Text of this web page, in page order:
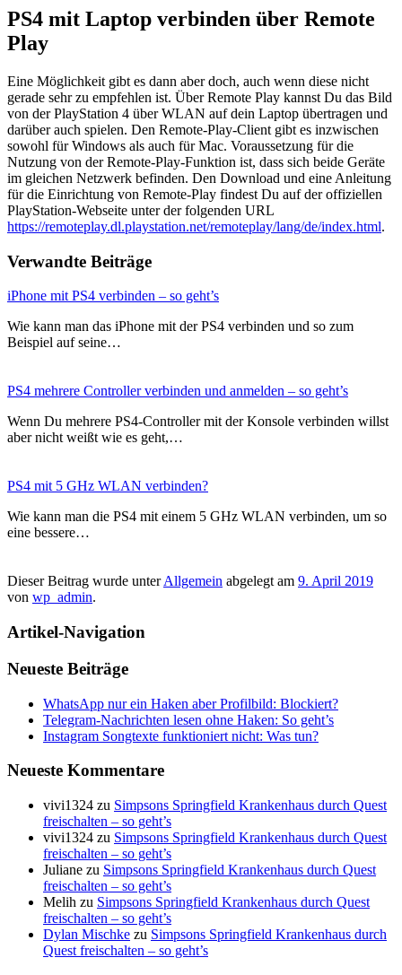
PS4 mit Laptop verbinden über Remote
Play
Eine Möglichkeit gibt es dann aber doch, auch wenn diese nicht
gerade sehr zu empfehlen ist. Über Remote Play kannst Du das Bild
von der PlayStation 4 über WLAN auf dein Laptop übertragen und
darüber auch spielen. Den Remote-Play-Client gibt es inzwischen
sowohl für Windows als auch für Mac. Voraussetzung für die
Nutzung von der Remote-Play-Funktion ist, dass sich beide Geräte
im gleichen Netzwerk befinden. Den Download und eine Anleitung
für die Einrichtung von Remote-Play findest Du auf der offiziellen
PlayStation-Webseite unter der folgenden URL
https://remoteplay.dl.playstation.net/remoteplay/lang/de/index.html.
Verwandte Beiträge
iPhone mit PS4 verbinden – so geht’s
Wie kann man das iPhone mit der PS4 verbinden und so zum
Beispiel auf seine…
PS4 mehrere Controller verbinden und anmelden – so geht’s
Wenn Du mehrere PS4-Controller mit der Konsole verbinden willst
aber nicht weißt wie es geht,…
PS4 mit 5 GHz WLAN verbinden?
Wie kann man die PS4 mit einem 5 GHz WLAN verbinden, um so
eine bessere…
Dieser Beitrag wurde unterAllgemein abgelegt am 9. April 2019
von wp_admin.
Artikel-Navigation
Neueste Beiträge
WhatsApp nur ein Haken aber Profilbild: Blockiert?
Telegram-Nachrichten lesen ohne Haken: So geht’s
Instagram Songtexte funktioniert nicht: Was tun?
Neueste Kommentare
vivi1324 zu Simpsons Springfield Krankenhaus durch Quest
freischalten – so geht’s
vivi1324 zu Simpsons Springfield Krankenhaus durch Quest
freischalten – so geht’s
Juliane zu Simpsons Springfield Krankenhaus durch Quest
freischalten – so geht’s
Melih zu Simpsons Springfield Krankenhaus durch Quest
freischalten – so geht’s
Dylan Mischke zu Simpsons Springfield Krankenhaus durch
Quest freischalten – so geht’s